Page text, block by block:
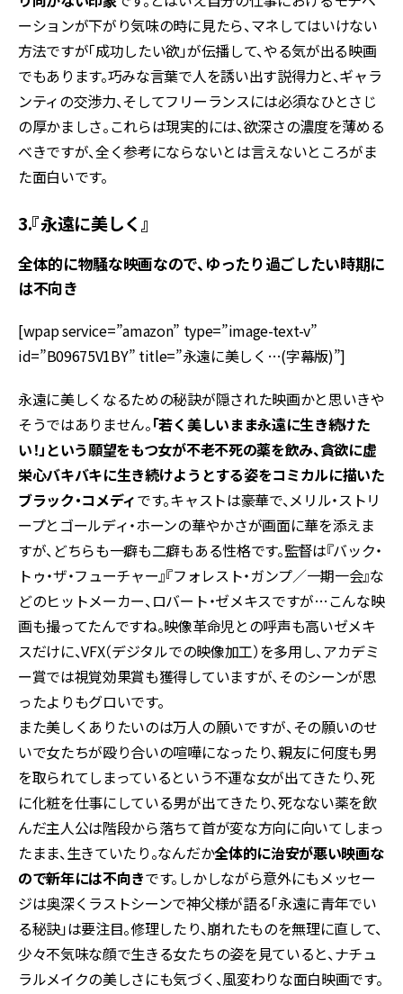
ーションが下がり気味の時に見たら、マネしてはいけない
方法ですが「成功したい欲」が伝播して、やる気が出る映画
でもあります。巧みな言葉で人を誘い出す説得力と、ギャラ
ンティの交渉力、そしてフリーランスには必須なひとさじ
の厚かましさ。これらは現実的には、欲深さの濃度を薄める
べきですが、全く参考にならないとは言えないところがま
た面白いです。
3.『永遠に美しく』
全体的に物騒な映画なので、ゆったり過ごしたい時期に
は不向き
[wpap service=”amazon” type=”image-text-v”
id=”B09675V1BY” title=”永遠に美しく…(字幕版)”]
永遠に美しくなるための秘訣が隠された映画かと思いきや
そうではありません。「若く美しいまま永遠に生き続けた
い！」という願望をもつ女が不老不死の薬を飲み、貪欲に虚
栄心バキバキに生き続けようとする姿をコミカルに描いた
ブラック・コメディです。キャストは豪華で、メリル・ストリ
ープとゴールディ・ホーンの華やかさが画面に華を添えま
すが、どちらも一癖も二癖もある性格です。監督は『バック・
トゥ・ザ・フューチャー』『フォレスト・ガンプ／一期一会』な
どのヒットメーカー、ロバート・ゼメキスですが…こんな映
画も撮ってたんですね。映像革命児との呼声も高いゼメキ
スだけに、VFX（デジタルでの映像加工）を多用し、アカデミ
ー賞では視覚効果賞も獲得していますが、そのシーンが思
ったよりもグロいです。
また美しくありたいのは万人の願いですが、その願いのせ
いで女たちが殴り合いの喧嘩になったり、親友に何度も男
を取られてしまっているという不運な女が出てきたり、死
に化粧を仕事にしている男が出てきたり、死なない薬を飲
んだ主人公は階段から落ちて首が変な方向に向いてしまっ
たまま、生きていたり。なんだか全体的に治安が悪い映画な
ので新年には不向きです。しかしながら意外にもメッセー
ジは奥深くラストシーンで神父様が語る「永遠に青年でい
る秘訣」は要注目。修理したり、崩れたものを無理に直して、
少々不気味な顔で生きる女たちの姿を見ていると、ナチュ
ラルメイクの美しさにも気づく、風変わりな面白映画です。